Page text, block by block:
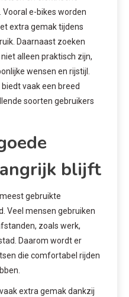
e-bikes worden
extra gemak tijdens
Daarnaast zoeken
alleen praktisch zijn,
wensen en rijstijl.
vaak een breed
soorten gebruikers
blijft
gebruikte
Veel mensen gebruiken
zoals werk,
Daarom wordt er
die comfortabel rijden
extra gemak dankzij